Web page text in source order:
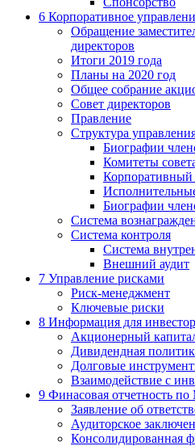
6 Корпоративное
Обращение
директоров
Итоги 2019 года
Планы на 2020 год
Общее собрание
Совет директоров
Правление
Структура
Биографии
Комитеты
Корпоративный
Биографии
Система
Система контроля
Система
Внешний аудит
7 Управление рисками
Риск-менеджмент
Ключевые риски
8 Информация для
Акционерный
Дивидендная
Долговые
Взаимодействие с
9 Финасовая отчетность
Заявление об
Аудиторское
Консолидированная